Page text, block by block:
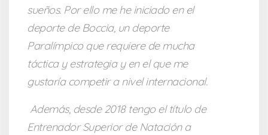
sueños. Por ello me he iniciado en el
deporte de Boccia, un deporte
Paralímpico que requiere de mucha
táctica y estrategia y en el que me
gustaría competir a nivel internacional.
Además, desde 2018 tengo el título de
Entrenador Superior de Natación a